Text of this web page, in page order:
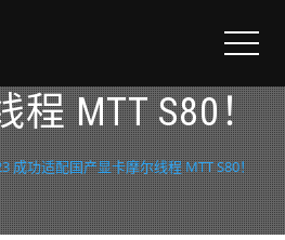
成功适配国产
程 MTT S80！
成功适配国产显卡摩尔线程 MTT S80！